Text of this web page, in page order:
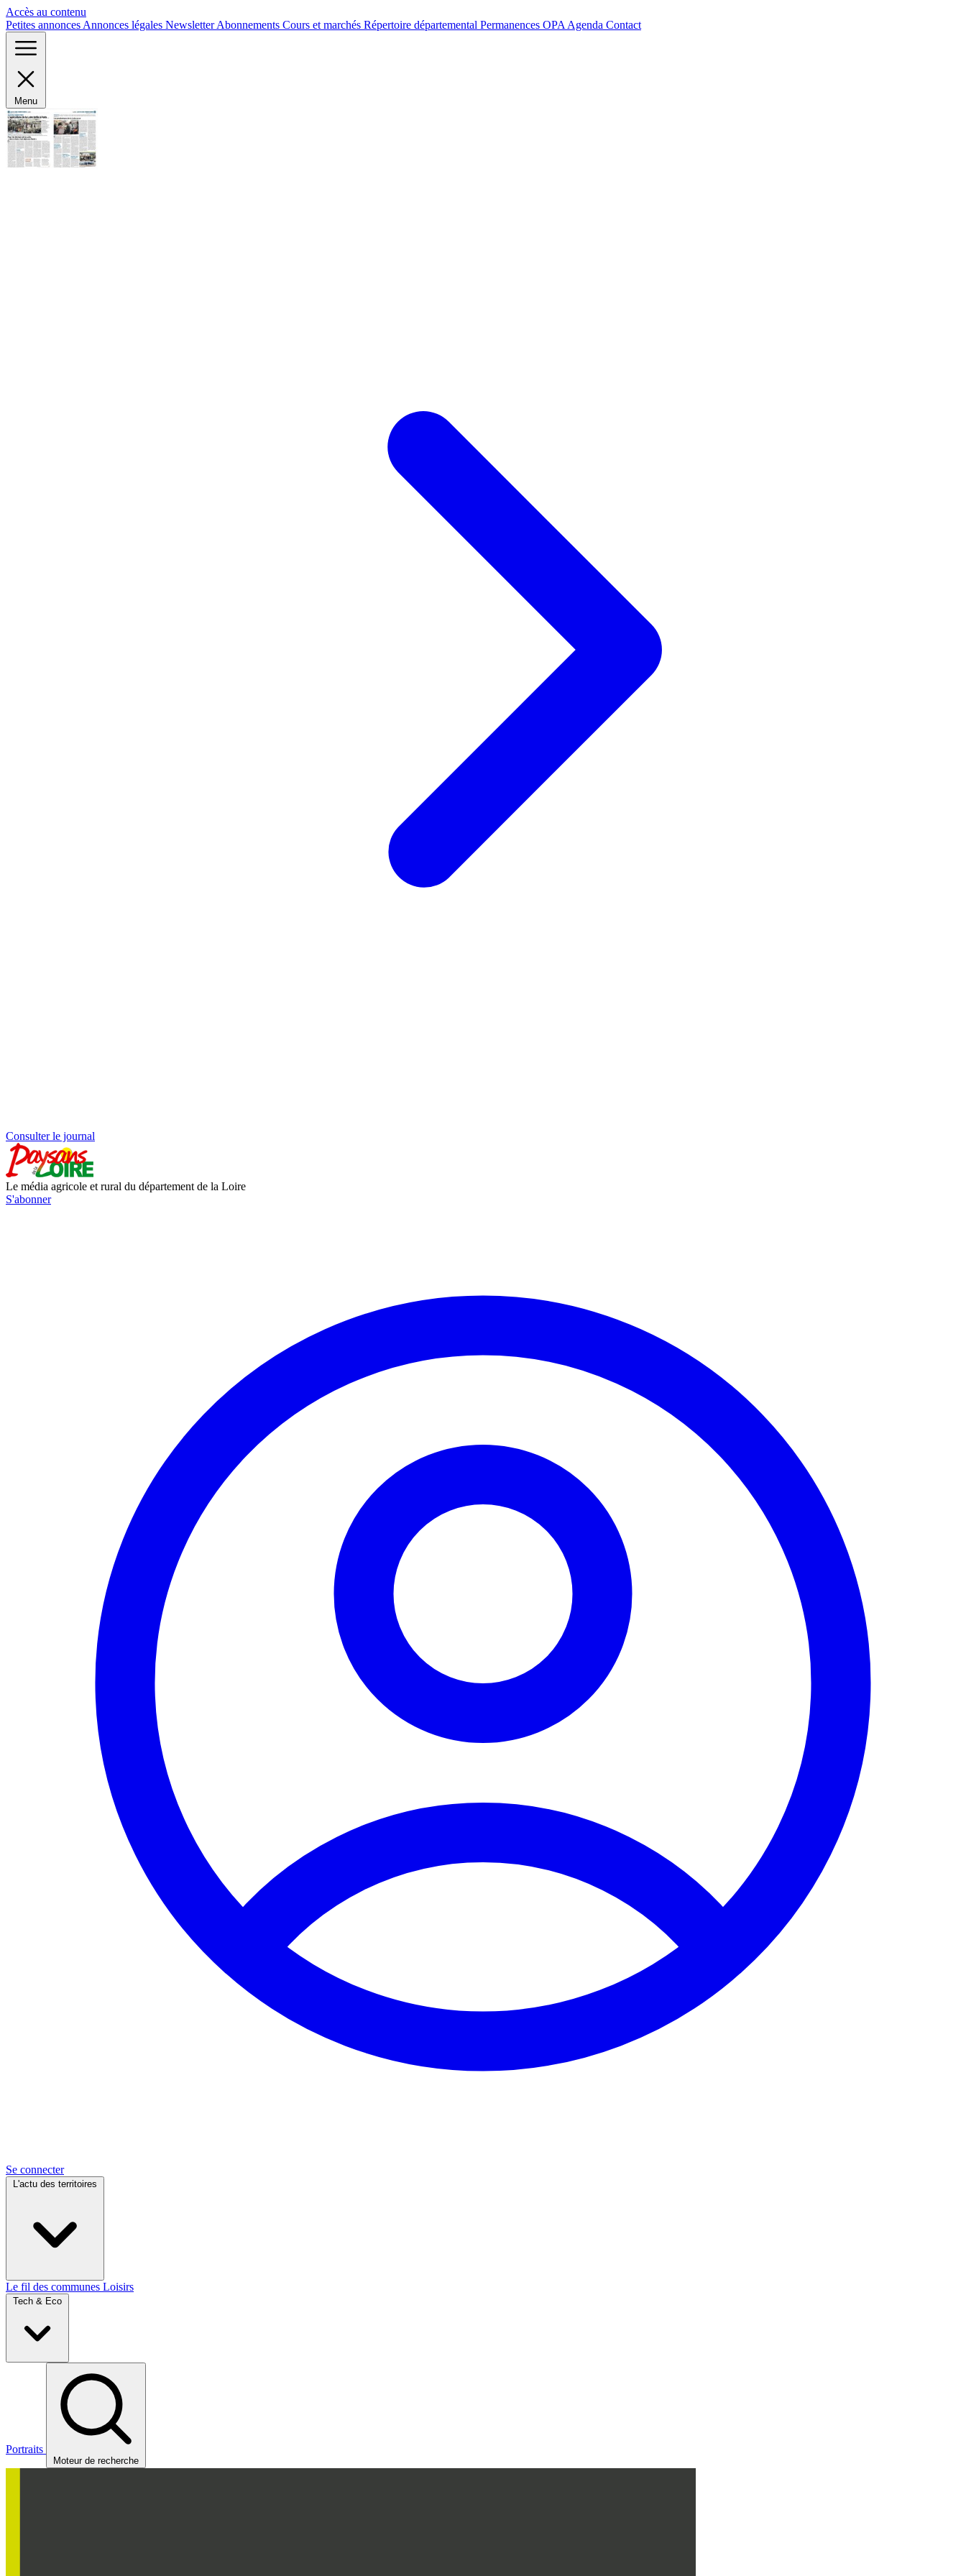
Accès au contenu
Petites annonces Annonces légales NewsletterAbonnements Cours et marchés Répertoire départemental Permanences OPA Agenda Contact
Menu
Consulter le journal
Le média agricole et rural du département de la Loire
S'abonner
Se connecter
L'actu des territoires
Le fil des communes Loisirs
Tech & Eco
Portraits
Moteur de recherche
Panneau de gestion des cookies